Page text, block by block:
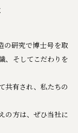
の研究で博士号を取
、そしてこだわりを
共有され、私たちの
の方は、ぜひ当社に